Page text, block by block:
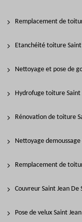
Remplacement de
Etanchéité toiture Saint
Nettoyage et pose de
Hydrofuge toiture Saint
Rénovation de toiture
Nettoyage
Remplacement de
Couvreur Saint Jean De
Pose de velux Saint